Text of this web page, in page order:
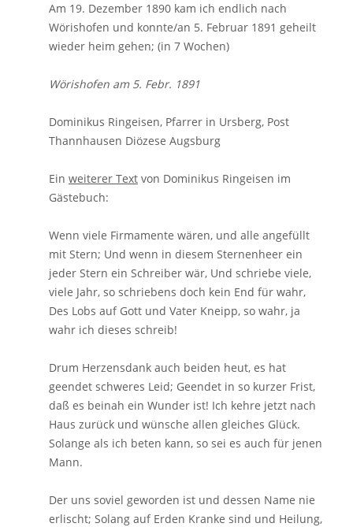
Am 19. Dezember 1890 kam ich endlich nach
Wörishofen und konnte/an 5. Februar 1891 geheilt
wieder heim gehen; (in 7 Wochen)
Wörishofen am 5. Febr. 1891
Dominikus Ringeisen, Pfarrer in Ursberg, Post
Thannhausen Diözese Augsburg
Ein weiterer Text von Dominikus Ringeisen im
Gästebuch:
Wenn viele Firmamente wären, und alle angefüllt
mit Stern; Und wenn in diesem Sternenheer ein
jeder Stern ein Schreiber wär, Und schriebe viele,
viele Jahr, so schriebens doch kein End für wahr,
Des Lobs auf Gott und Vater Kneipp, so wahr, ja
wahr ich dieses schreib!
Drum Herzensdank auch beiden heut, es hat
geendet schweres Leid; Geendet in so kurzer Frist,
daß es beinah ein Wunder ist! Ich kehre jetzt nach
Haus zurück und wünsche allen gleiches Glück.
Solange als ich beten kann, so sei es auch für jenen
Mann.
Der uns soviel geworden ist und dessen Name nie
erlischt; Solang auf Erden Kranke sind und Heilung,